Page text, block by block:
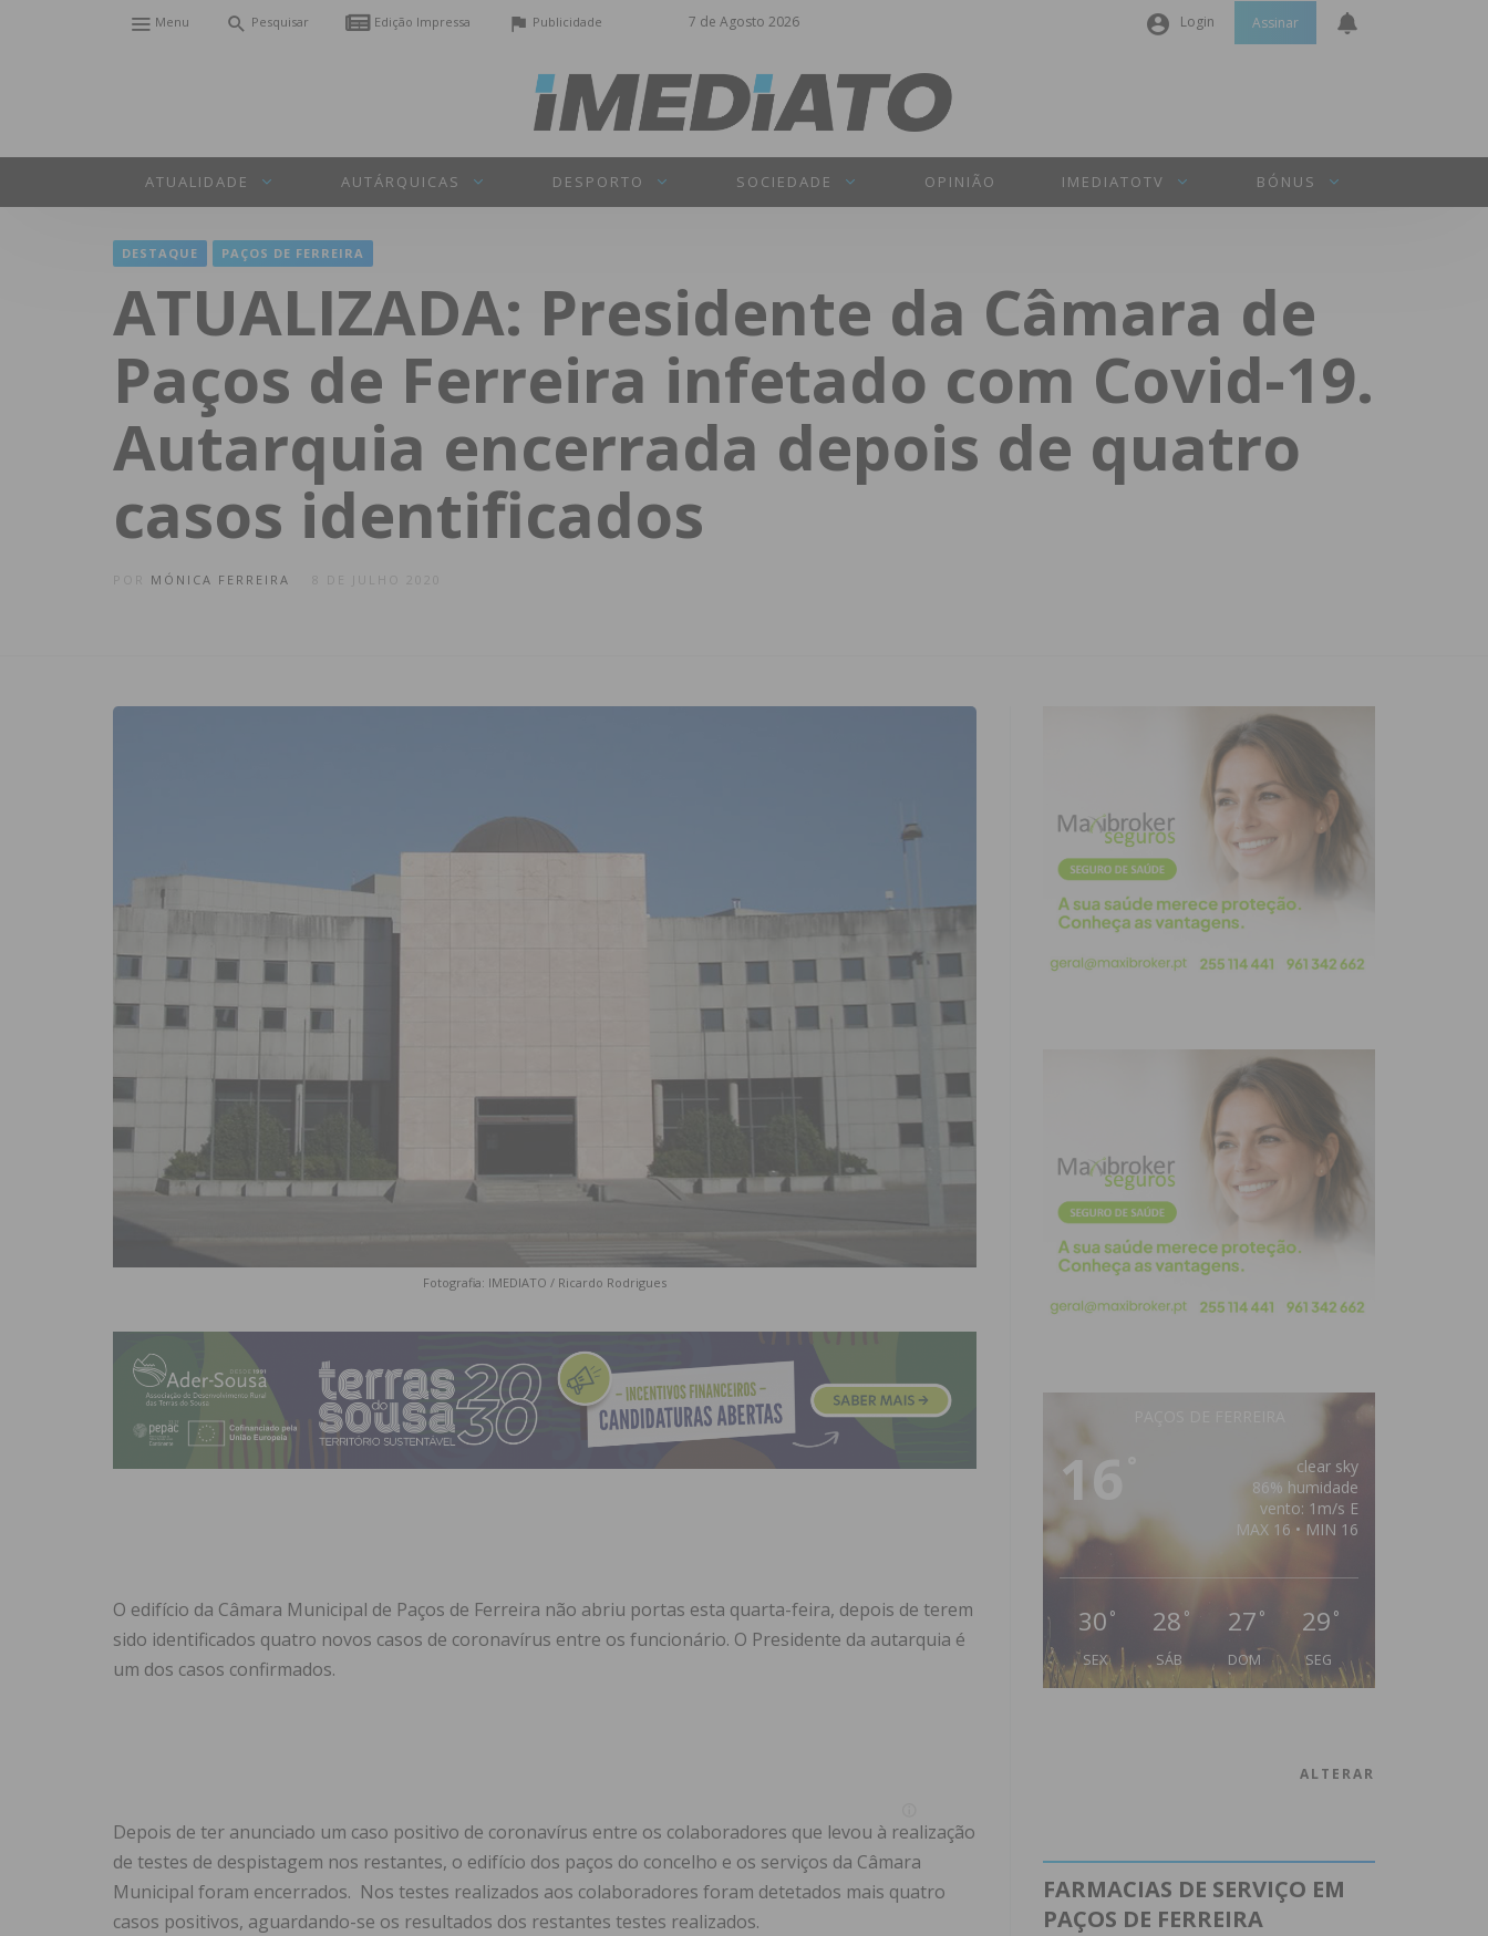
7 de Agosto 2026
Menu Pesquisar Edição Impressa Publicidade Login
Senha
INICIAR SESSÃO
Perdeu a sua senha?
Assinar
ATUALIDADE AUTÁRQUICAS DESPORTO SOCIEDADE OPINIÃO IMEDIATOTV BÓNUS
DESTAQUE PAÇOS DE FERREIRA
ATUALIZADA: Presidente da Câmara de
Paços de Ferreira infetado com Covid-19.
Autarquia encerrada depois de quatro
casos identificados
MÓNICA FERREIRA
Fotografia: IMEDIATO / Ricardo Rodrigues
O edifício da Câmara Municipal de Paços de Ferreira não abriu portas esta quarta-feira, depois de terem
sido identificados quatro novos casos de coronavírus entre os funcionário. O Presidente da autarquia é
um dos casos confirmados.
Depois de ter anunciado um caso positivo de coronavírus entre os colaboradores que levou à realização
de testes de despistagem nos restantes, o edifício dos paços do concelho e os serviços da Câmara
Municipal foram encerrados. Nos testes realizados aos colaboradores foram detetados mais quatro
casos positivos, aguardando-se os resultados dos restantes testes realizados.
16
clear sky
86% humidade
vento: 1m/s E
MAX 16 • MIN 16
30 °
SEX
28 °
SÁB
27 °
DOM
29 °
SEG
ALTERAR
FARMACIAS DE SERVIÇO EM
PAÇOS DE FERREIRA